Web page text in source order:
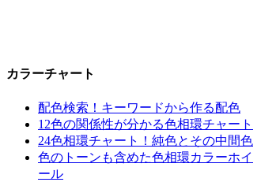
カラーチャート
配色検索！キーワードから作る配色
12色の関係性が分かる色相環チャート
24色相環チャート！純色とその中間色
色のトーンも含めた色相環カラーホイ
ール